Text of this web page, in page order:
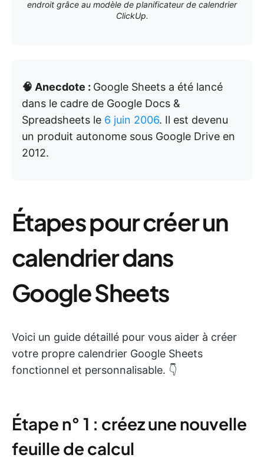
endroit grâce au modèle de planificateur de calendrier
ClickUp.
🧠 Anecdote : Google Sheets a été lancé
dans le cadre de Google Docs &
Spreadsheets le 6 juin 2006. Il est devenu
un produit autonome sous Google Drive en
2012.
Étapes pour créer un
calendrier dans
Google Sheets
Voici un guide détaillé pour vous aider à créer
votre propre calendrier Google Sheets
fonctionnel et personnalisable. 👇
Étape n° 1 : créez une nouvelle
feuille de calcul